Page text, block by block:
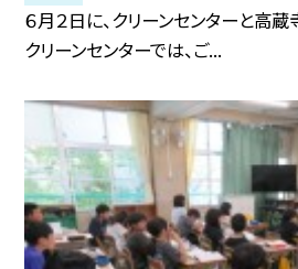
６月２日に、クリーンセンターと高
クリーンセンターでは、ご...